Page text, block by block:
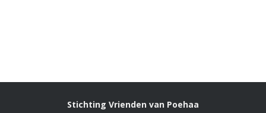
Stichting Vrienden van Poehaa